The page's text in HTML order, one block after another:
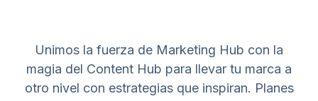
Unimos la fuerza de Marketing Hub con la
magia del Content Hub para llevar tu marca a
otro nivel con estrategias que inspiran. Planes